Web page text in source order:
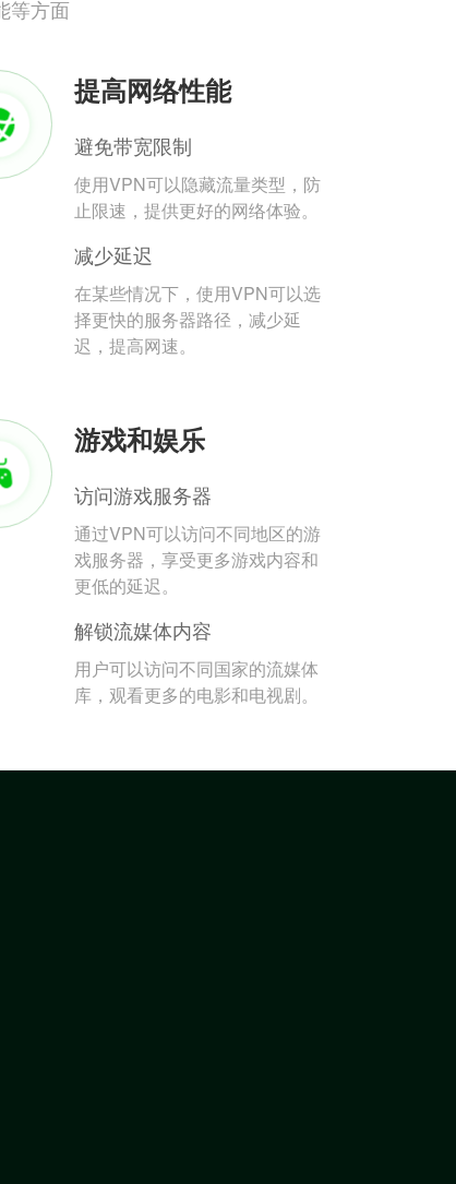
等方面
提高网络性能
避免带宽限制
使用VPN可以隐藏流量类型，防
止限速，提供更好的网络体验。
减少延迟
在某些情况下，使用VPN可以选
择更快的服务器路径，减少延
迟，提高网速。
游戏和娱乐
访问游戏服务器
通过VPN可以访问不同地区的游
戏服务器，享受更多游戏内容和
更低的延迟。
解锁流媒体内容
用户可以访问不同国家的流媒体
库，观看更多的电影和电视剧。